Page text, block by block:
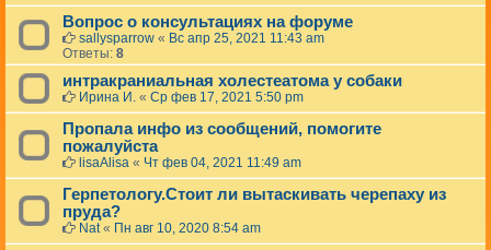
у
д
а
е
н
.
Вопрос о консультациях на форуме
sallysparrow « Вс апр 25, 2021 11:43 am
Ответы: 8
интракраниальная холестеатома у собаки
Ирина И. « Ср фев 17, 2021 5:50 pm
Пропала инфо из сообщений, помогите
пожалуйста
lisaAlisa « Чт фев 04, 2021 11:49 am
Герпетологу.Стоит ли вытаскивать черепаху из
пруда?
Nat« Пн авг 10, 2020 8:54 am